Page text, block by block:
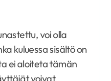
voi olla
kuluessa sisältö on
ei aloiteta tämän
voivat